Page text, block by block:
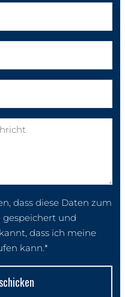
dass diese Daten zum
und
dass ich meine
kann.*